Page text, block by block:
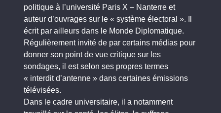
politique à l’université Paris X – Nanterre et
auteur d’ouvrages sur le « système électoral ». Il
écrit par ailleurs dans le Monde Diplomatique.
Régulièrement invité de par certains médias pour
donner son point de vue critique sur les
sondages, il est selon ses propres termes
« interdit d’antenne » dans certaines émissions
télévisées.
Dans le cadre universitaire, il a notamment